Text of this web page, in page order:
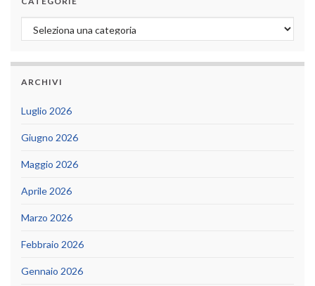
Categorie
ARCHIVI
Luglio 2026
Giugno 2026
Maggio 2026
Aprile 2026
Marzo 2026
Febbraio 2026
Gennaio 2026